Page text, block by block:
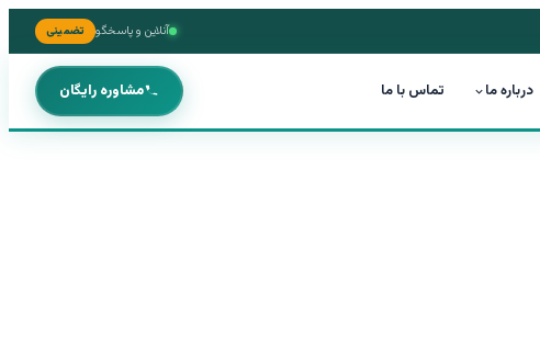
آنلاین و پاسخگو تضمینی
درباره ما تماس با ما مشاوره رایگان